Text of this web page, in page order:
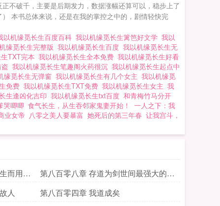
不破千，主要是后期发力，数据涨幅还算可以，稳步上了
本书总体来说，还是在我的掌控之中的，剧情轻快完
以机缘觅长生百度百科 我以机缘觅长生篱笆好文学 我以
缘觅长生完整版 我以机缘觅长生百度 我以机缘觅长生无
TXT完本 我以机缘觅长生全本免费 我以机缘觅长生好看
我以机缘觅长生笔趣阁火药很沉 我以机缘觅长生起点中
缘觅长生无弹窗 我以机缘觅长生有几个女主 我以机缘觅
免费 我以机缘觅长生TXT免费 我以机缘觅长生女主 我
生逢凶化吉印 我以机缘觅长生txt百度 和青梅竹马分开
哭唧唧 食气长生，从生吞邻家鬼妻开始！
一人之下：我
业女帝 八零之美人要暴富 她死后的第三年春 让我宫斗，
而用石
第八百零八章 存道为剑世间最强大的靠
山
人
第八百零四章 我道成矣